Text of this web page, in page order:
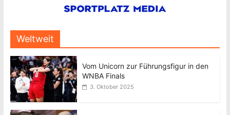
Weltweit
Vom Unicorn zur Führungsfigur in den
WNBA Finals
3. Oktober 2025